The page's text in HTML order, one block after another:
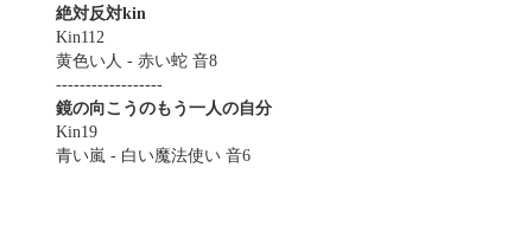
絶対反対kin
Kin112
黄色い人 - 赤い蛇 音8
------------------
鏡の向こうのもう一人の自分
Kin19
青い嵐 - 白い魔法使い 音6